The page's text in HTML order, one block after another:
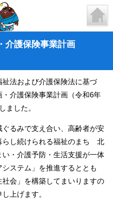
介護保険事業計画
法および介護保険法に基づ
介護保険事業計画（令和6年
ました。
るみで支え合い、高齢者が安
らし続けられる福祉のまち 北
・介護予防・生活支援が一体
ステム」を推進するととも
会」を構築してまいりますの
上げます。